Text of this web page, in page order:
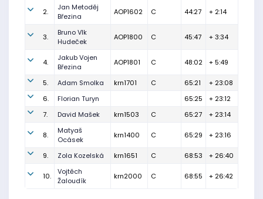
2.
Jan Metoděj
Březina
AOP1602 C 44:27 + 2:14
3.
Bruno Vlk
Hudeček
AOP1800 C 45:47 + 3:34
4.
Jakub Vojen
Březina
AOP1801 C 48:02 + 5:49
5. Adam Smolka krn1701 C 65:21
+ 23:08
6.
Florian Turyn 65:25
+ 23:12
7.
David Mašek krn1503 C 65:27 + 23:14
8.
Matyaš
Ocásek
krn1400 C 65:29 + 23:16
9. Zola Kozelská krn1651 C 68:53 + 26:40
10.
Vojtěch
Žaloudík
krn2000 C 68:55 + 26:42